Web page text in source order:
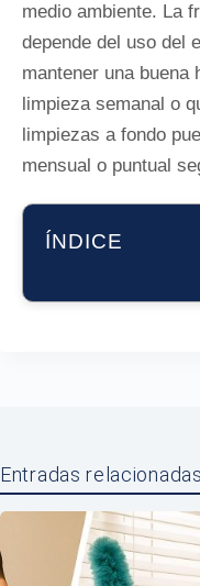
medio ambiente. La
depende del uso del
mantener una buena
limpieza semanal o
limpiezas a fondo
mensual o puntual
ÍNDICE
Entradas relacionadas